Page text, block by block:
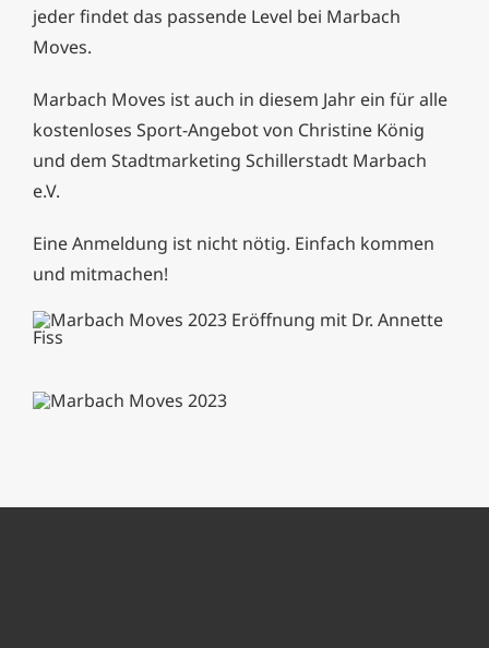
jeder findet das passende Level bei Marbach
Moves.
Marbach Moves ist auch in diesem Jahr ein für alle
kostenloses Sport-Angebot von Christine König
und dem Stadtmarketing Schillerstadt Marbach
e.V.
Eine Anmeldung ist nicht nötig. Einfach kommen
und mitmachen!